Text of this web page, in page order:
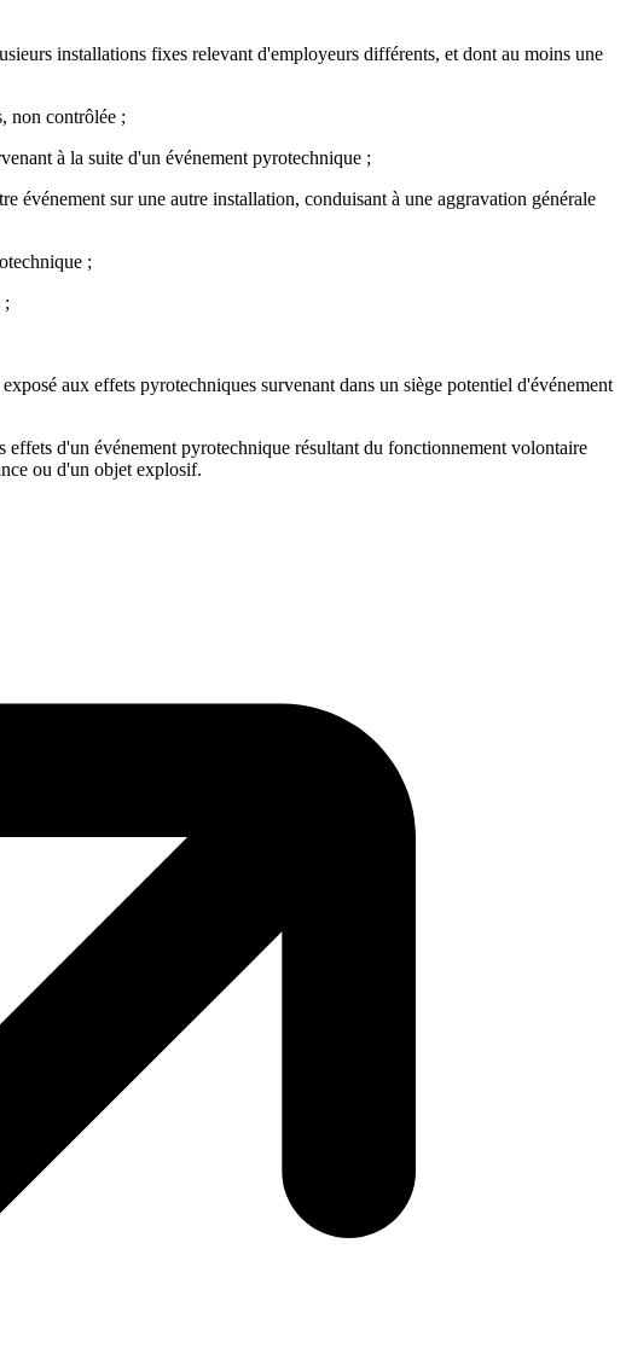
installations fixes relevant d'employeurs différents, et dont au moins une
non contrôlée ;
à la suite d'un événement pyrotechnique ;
événement sur une autre installation, conduisant à une aggravation générale
;
;
aux effets pyrotechniques survenant dans un siège potentiel d'événement
effets d'un événement pyrotechnique résultant du fonctionnement volontaire
ou d'un objet explosif.